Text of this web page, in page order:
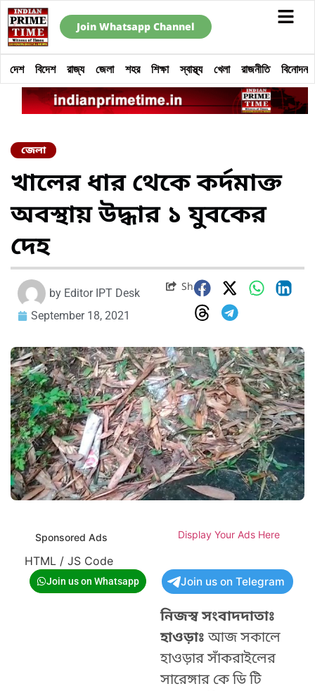
Join Whatsapp Channel
দেশ বিদেশ রাজ্য জেলা শহর শিক্ষা স্বাস্থ্য খেলা রাজনীতি বিনোদন
জেলা
খালের ধার থেকে কর্দমাক্ত
অবস্থায় উদ্ধার ১ যুবকের
দেহ
by Editor IPT Desk
September 18, 2021
Share
Sponsored Ads Display Your Ads Here
HTML / JS Code
Join us on Whatsapp Join us on Telegram
নিজস্ব সংবাদদাতাঃ
হাওড়াঃআজ সকালে
হাওড়ার সাঁকরাইলের
সারেঙ্গার কে ডি টি